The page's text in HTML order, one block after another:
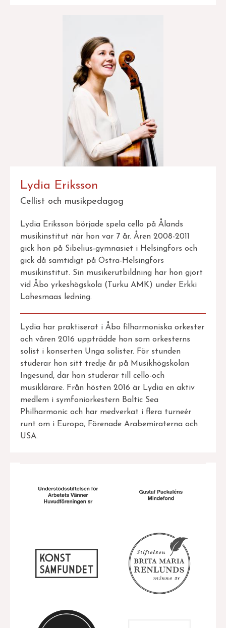
Lydia Eriksson
Cellist och musikpedagog
Lydia Eriksson började spela cello på Ålands
musikinstitut när hon var 7 år. Åren 2008-2011
gick hon på Sibelius-gymnasiet i Helsingfors och
gick då samtidigt på Östra-Helsingfors
musikinstitut. Sin musikerutbildning har hon gjort
vid Åbo yrkeshögskola (Turku AMK) under Erkki
Lahesmaas ledning.
Lydia har praktiserat i Åbo filharmoniska orkester
och våren 2016 uppträdde hon som orkesterns
solist i konserten Unga solister. För stunden
studerar hon sitt tredje år på Musikhögskolan
Ingesund, där hon studerar till cello-och
musiklärare. Från hösten 2016 är Lydia en aktiv
medlem i symfoniorkestern Baltic Sea
Philharmonic och har medverkat i flera turneér
runt om i Europa, Förenade Arabemiraterna och
USA.